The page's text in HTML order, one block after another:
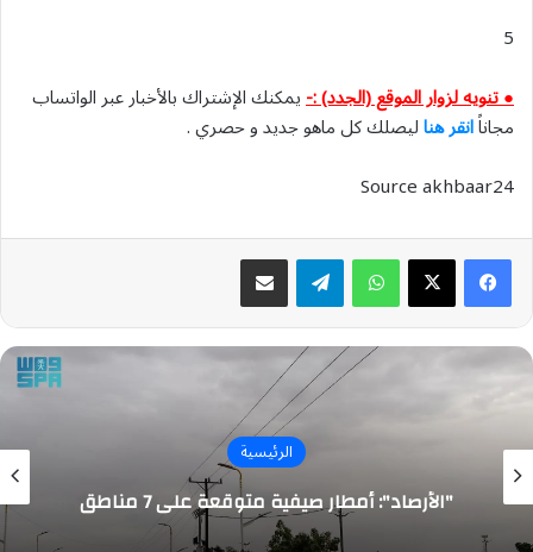
5
● تنويه لزوار الموقع (الجدد) :-يمكنك الإشتراك بالأخبار عبر الواتساب
مجاناًانقر هناليصلك كل ماهو جديد و حصري .
Source akhbaar24
واتسابتيلقرام مشاركة عبر البريد
الرئيسية
"الأرصاد": أمطار صيفية متوقعة على 7 مناطق